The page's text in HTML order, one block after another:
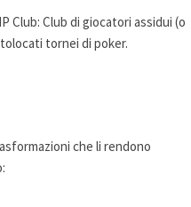
Club: Club di giocatori assidui (o
tornei di poker.
che li rendono